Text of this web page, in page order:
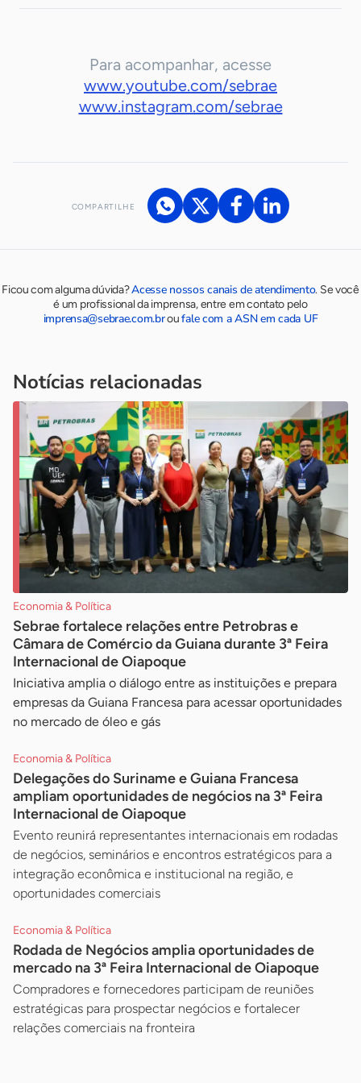
Para acompanhar, acesse
www.youtube.com/sebrae
www.instagram.com/sebrae
COMPARTILHE
Ficou com alguma dúvida?Acesse nossos canais de atendimento. Se você
é um profissional da imprensa, entre em contato pelo
imprensa@sebrae.com.broufale com a ASN em cada UF
Notícias relacionadas
Economia & Política
Sebrae fortalece relações entre Petrobras e
Câmara de Comércio da Guiana durante 3ª Feira
Internacional de Oiapoque
Iniciativa amplia o diálogo entre as instituições e prepara
empresas da Guiana Francesa para acessar oportunidades
no mercado de óleo e gás
Economia & Política
Delegações do Suriname e Guiana Francesa
ampliam oportunidades de negócios na 3ª Feira
Internacional de Oiapoque
Evento reunirá representantes internacionais em rodadas
de negócios, seminários e encontros estratégicos para a
integração econômica e institucional na região, e
oportunidades comerciais
Economia & Política
Rodada de Negócios amplia oportunidades de
mercado na 3ª Feira Internacional de Oiapoque
Compradores e fornecedores participam de reuniões
estratégicas para prospectar negócios e fortalecer
relações comerciais na fronteira